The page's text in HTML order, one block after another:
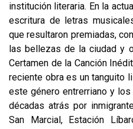
institución literaria. En la
escritura de letras
que resultaron premiadas,
las bellezas de la ciudad y
Certamen de la Canción
reciente obra es un tanguito
este género entrerriano y
décadas atrás por
San Marcial, Estación